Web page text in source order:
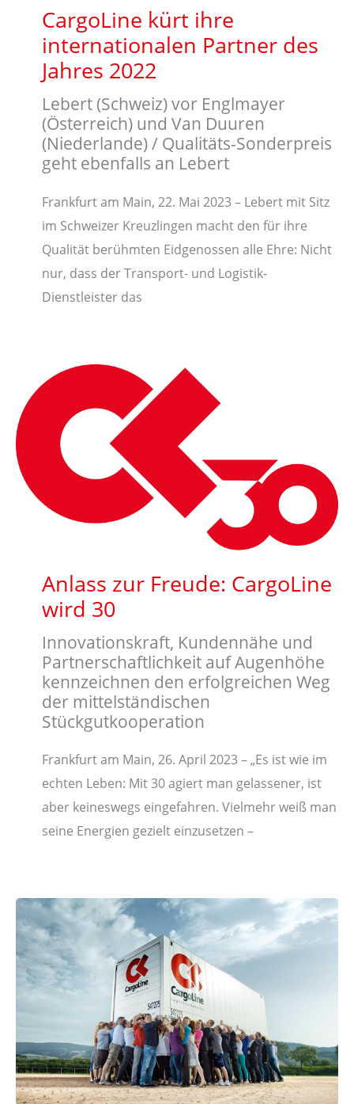
CargoLine kürt ihre
internationalen Partner des
Jahres 2022
Lebert (Schweiz) vor Englmayer
(Österreich) und Van Duuren
(Niederlande) / Qualitäts-Sonderpreis
geht ebenfalls an Lebert
Frankfurt am Main, 22. Mai 2023 – Lebert mit Sitz
im Schweizer Kreuzlingen macht den für ihre
Qualität berühmten Eidgenossen alle Ehre: Nicht
nur, dass der Transport- und Logistik-
Dienstleister das
Anlass zur Freude: CargoLine
wird 30
Innovationskraft, Kundennähe und
Partnerschaftlichkeit auf Augenhöhe
kennzeichnen den erfolgreichen Weg
der mittelständischen
Stückgutkooperation
Frankfurt am Main, 26. April 2023 – „Es ist wie im
echten Leben: Mit 30 agiert man gelassener, ist
aber keineswegs eingefahren. Vielmehr weiß man
seine Energien gezielt einzusetzen –